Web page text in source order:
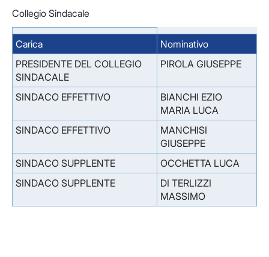
Collegio Sindacale
Carica
Nominativo
PRESIDENTE DEL COLLEGIO
SINDACALE
PIROLA GIUSEPPE
SINDACO EFFETTIVO
BIANCHI EZIO
MARIA LUCA
SINDACO EFFETTIVO
MANCHISI
GIUSEPPE
SINDACO SUPPLENTE
OCCHETTA LUCA
SINDACO SUPPLENTE
DI TERLIZZI
MASSIMO